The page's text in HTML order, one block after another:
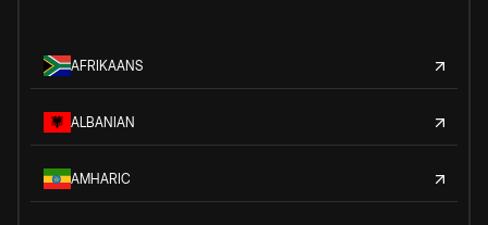
AFRIKAANS
ALBANIAN
AMHARIC